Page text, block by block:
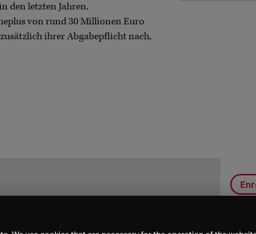
den letzten Jahren.
von rund 30 Millionen Euro
ihrer Abgabepflicht nach,